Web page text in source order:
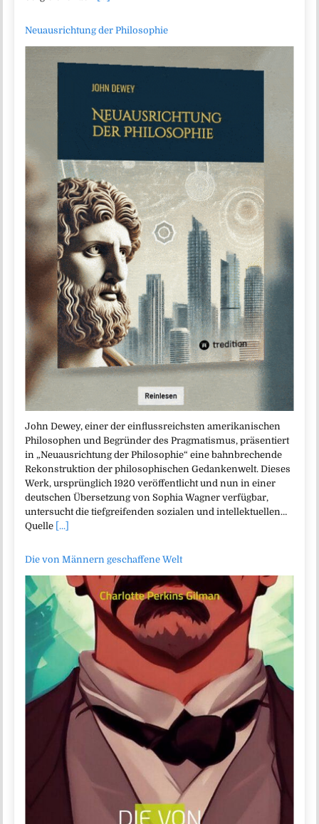
Neuausrichtung der Philosophie
John Dewey, einer der einflussreichsten amerikanischen
Philosophen und Begründer des Pragmatismus, präsentiert
in „Neuausrichtung der Philosophie“ eine bahnbrechende
Rekonstruktion der philosophischen Gedankenwelt. Dieses
Werk, ursprünglich 1920 veröffentlicht und nun in einer
deutschen Übersetzung von Sophia Wagner verfügbar,
untersucht die tiefgreifenden sozialen und intellektuellen…
Quelle [...]
Die von Männern geschaffene Welt